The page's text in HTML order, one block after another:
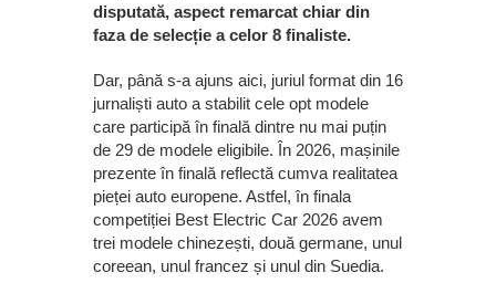
disputată, aspect remarcat chiar din
faza de selecție a celor 8 finaliste.
Dar, până s-a ajuns aici, juriul format din 16
jurnaliști auto a stabilit cele opt modele
care participă în finală dintre nu mai puțin
de 29 de modele eligibile. În 2026, mașinile
prezente în finală reflectă cumva realitatea
pieței auto europene. Astfel, în finala
competiției Best Electric Car 2026 avem
trei modele chinezești, două germane, unul
coreean, unul francez și unul din Suedia.